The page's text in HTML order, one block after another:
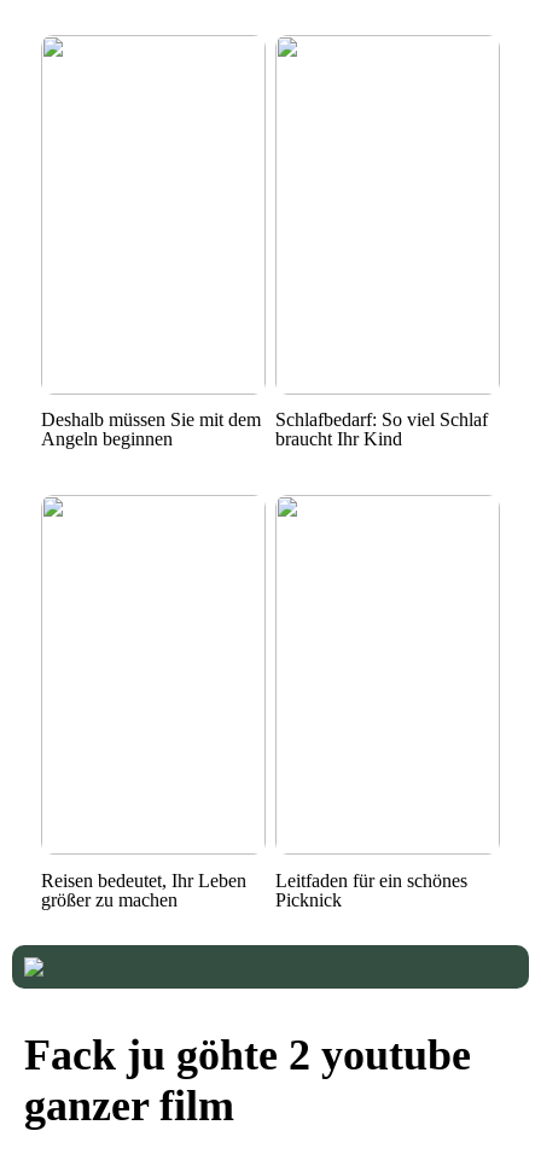
Deshalb müssen Sie mit dem
Angeln beginnen
Schlafbedarf: So viel Schlaf
braucht Ihr Kind
Reisen bedeutet, Ihr Leben
größer zu machen
Leitfaden für ein schönes
Picknick
Fack ju göhte 2 youtube
ganzer film